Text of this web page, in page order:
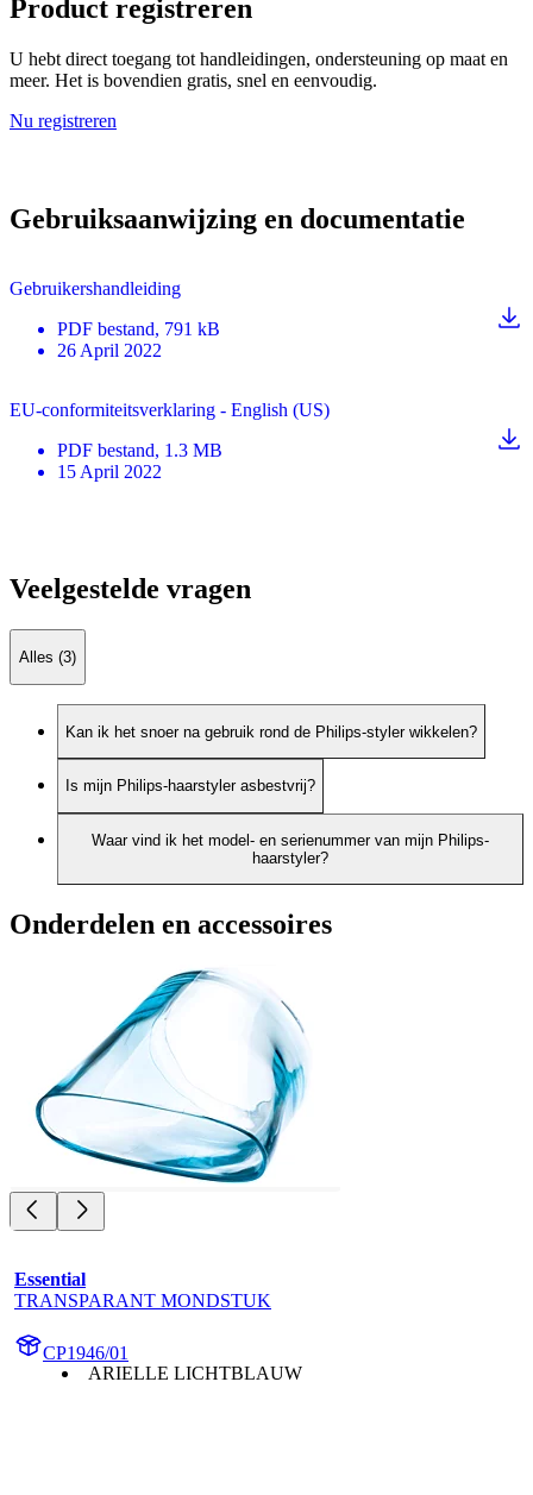
Product registreren
U hebt direct toegang tot handleidingen, ondersteuning op maat en
meer. Het is bovendien gratis, snel en eenvoudig.
Nu registreren
Gebruiksaanwijzing en documentatie
Gebruikershandleiding
PDF bestand, 791 kB
26 April 2022
EU-conformiteitsverklaring - English (US)
PDF bestand, 1.3 MB
15 April 2022
Veelgestelde vragen
Alles (3)
Kan ik het snoer na gebruik rond de Philips-styler wikkelen?
Is mijn Philips-haarstyler asbestvrij?
Waar vind ik het model- en serienummer van mijn Philips-
haarstyler?
Onderdelen en accessoires
Essential
TRANSPARANT MONDSTUK
CP1946/01
ARIELLE LICHTBLAUW